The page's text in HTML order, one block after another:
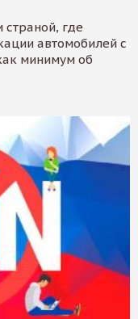
страной, где
автомобилей с
минимум об